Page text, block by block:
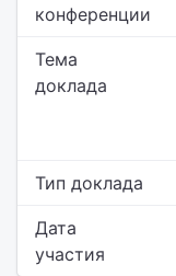
конференции
Тема
доклада
Тип доклада
Дата
участия